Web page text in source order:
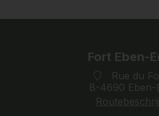
Fort Eben-
Rue du
B-4690 Eben-